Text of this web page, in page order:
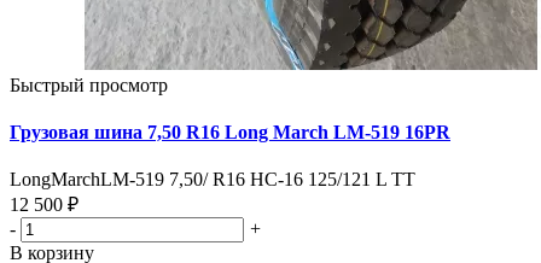
Быстрый просмотр
Грузовая шина 7,50 R16 Long March LM-519 16PR
LongMarchLM-519 7,50/ R16 HC-16 125/121 L TT
12 500 ₽
-
+
В корзину